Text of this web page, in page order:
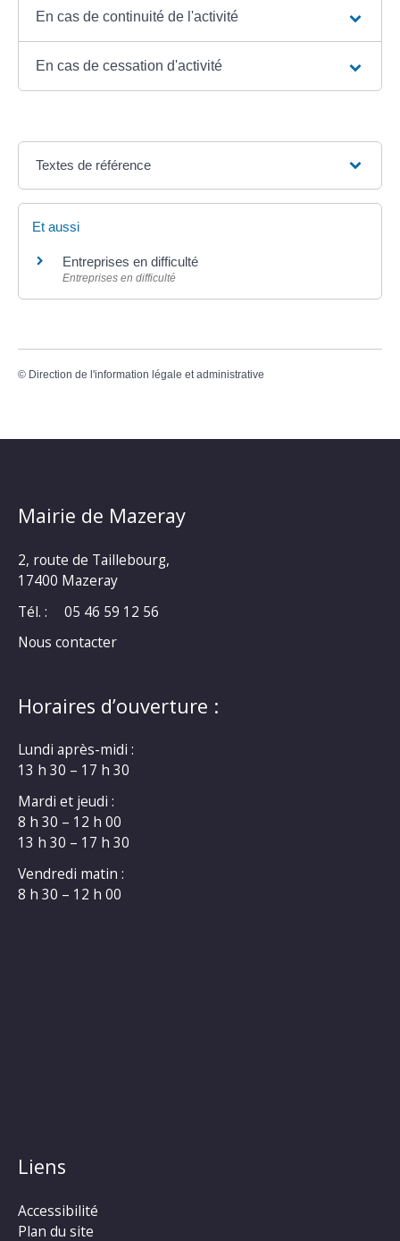
En cas de continuité de l'activité
En cas de cessation d'activité
Textes de référence
Et aussi
Entreprises en difficulté
Entreprises en difficulté
© Direction de l'information légale et administrative
Mairie de Mazeray
2, route de Taillebourg,
17400 Mazeray
Tél. :
05 46 59 12 56
Nous contacter
Horaires d’ouverture :
Lundi après-midi :
13 h 30 – 17 h 30
Mardi et jeudi :
8 h 30 – 12 h 00
13 h 30 – 17 h 30
Vendredi matin :
8 h 30 – 12 h 00
Liens
Accessibilité
Plan du site